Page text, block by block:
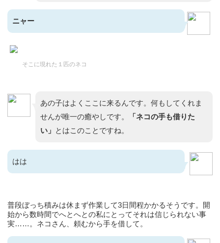
ニャー
そこに現れた１匹のネコ
あの子はよくここに来るんです。何もしてくれま
せんが唯一の癒やしです。
「ネコの手も借りた
い」 とはこのことですね。
はは
普段ぼっち積みは休まず作業して3日間程かかるそうです。開
始から数時間でへとへとの私にとってそれは信じられない事
実……。ネコさん、頼むから手を借して。